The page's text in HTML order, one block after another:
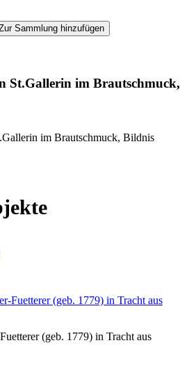
Sammlung hinzufügen
St.Gallerin im Brautschmuck,
(geb. 1779) in Tracht aus